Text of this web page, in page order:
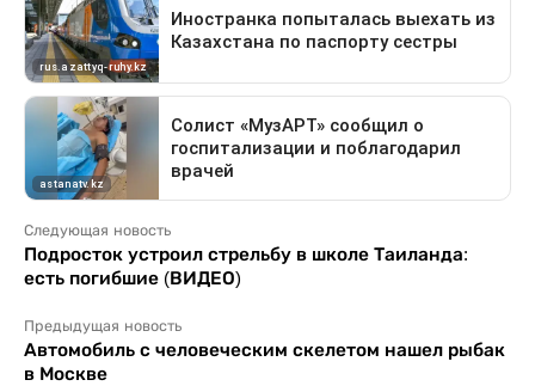
Следующая новость
Подросток устроил стрельбу в школе Таиланда:
есть погибшие (ВИДЕО)
Предыдущая новость
Автомобиль с человеческим скелетом нашел рыбак
в Москве